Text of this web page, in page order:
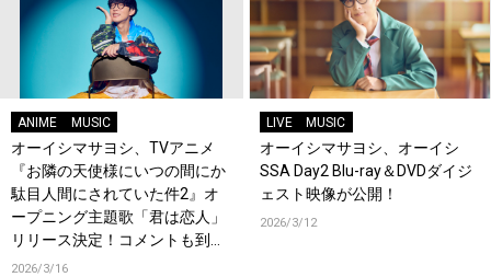
ANIME MUSIC
オーイシマサヨシ、TVアニメ
『お隣の天使様にいつの間にか
駄目人間にされていた件2』オ
ープニング主題歌「君は恋人」
リリース決定！コメントも到
着！
2026/3/16
LIVE MUSIC
オーイシマサヨシ、オーイシ
SSA Day2 Blu-ray＆DVDダイジ
ェスト映像が公開！
2026/3/12